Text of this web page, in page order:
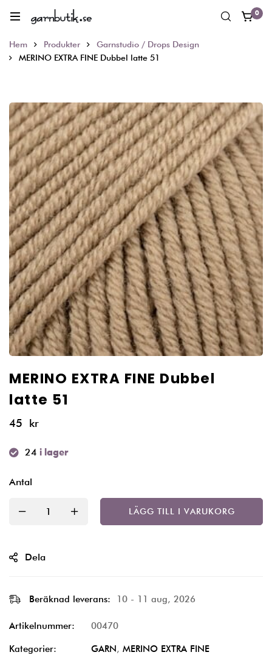
0
Hem Produkter
Garnstudio / Drops Design
MERINO EXTRA FINE Dubbel latte 51
MERINO EXTRA FINE Dubbel
latte 51
45 kr
24 i lager
Antal
LÄGG TILL I VARUKORG
Dela
Beräknad leverans: 10 - 11 aug, 2026
Artikelnummer: 00470
Kategorier: GARN, MERINO EXTRA FINE